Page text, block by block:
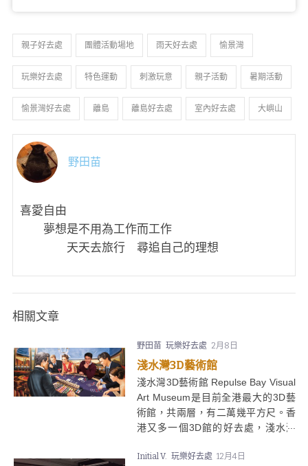
親子好去處 團體活動場地 雨天好去處 愉景灣
玩樂好去處 特色運動 刺激玩意 親子活動 暑期活動
愉景灣好去處 離島 離島好去處 室內好去處 大嶼山
野田苗
喜愛自由
夢想是不用為工作而工作
天天去旅行 尋追自己的理想
相關文章
野田苗 玩樂好去處 2月8日
淺水灣3D藝術館
淺水灣3D藝術館 Repulse Bay Visual
Art Museum是目前全港最大的3D藝
術館，共兩層，有二萬幾平方尺。香
港又多一個3D館的好去處，淺水灣
順道行行沙灘，又可以在The Pulse
Initial V. 玩樂好去處 12月4日